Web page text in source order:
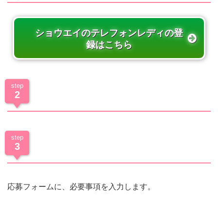
ショウエイのテレフォンレディの登
録はこちら
step
2
step
3
応募フォームに、必要事項を入力します。